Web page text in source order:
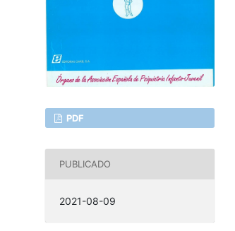
PDF
PUBLICADO
2021-08-09